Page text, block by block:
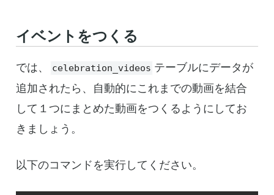
イベントをつくる
では、 celebration_videos テーブルにデータが
追加されたら、自動的にこれまでの動画を結合
して１つにまとめた動画をつくるようにしてお
きましょう。
以下のコマンドを実行してください。